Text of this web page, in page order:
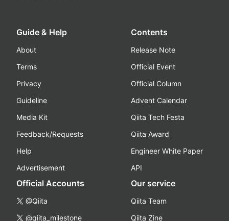
Guide & Help
About
Terms
Privacy
Guideline
Media Kit
Feedback/Requests
Help
Advertisement
Contents
Release Note
Official Event
Official Column
Advent Calendar
Qiita Tech Festa
Qiita Award
Engineer White Paper
API
Official Accounts
@Qiita
@qiita_milestone
Our service
Qiita Team
Qiita Zine